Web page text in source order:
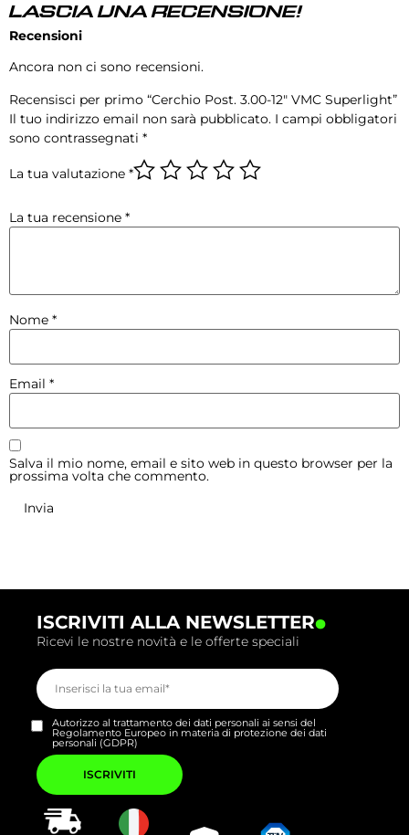
LASCIA UNA RECENSIONE!
Recensioni
Ancora non ci sono recensioni.
Recensisci per primo “Cerchio Post. 3.00-12″ VMC Superlight”
Il tuo indirizzo email non sarà pubblicato. I campi obbligatori
sono contrassegnati *
La tua valutazione *
La tua recensione *
Nome *
Email *
Salva il mio nome, email e sito web in questo browser per la
prossima volta che commento.
ISCRIVITI ALLA NEWSLETTER.
Ricevi le nostre novità e le offerte speciali
Autorizzo al trattamento dei dati personali ai sensi del
Regolamento Europeo in materia di protezione dei dati
personali (GDPR)
Si
prega
di
lasciare
vuoto
questo